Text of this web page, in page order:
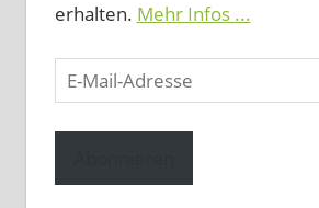
erhalten. Mehr Infos ...
E-
Mail-
Adresse